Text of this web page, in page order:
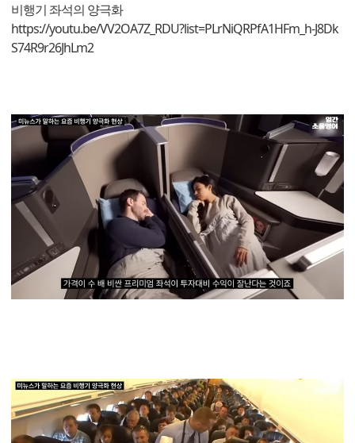
비행기 좌석의 양극화
https://youtu.be/VV2OA7Z_RDU?list=PLrNiQRPfA1HFm_h-J8Dk
S74R9r26JhLm2